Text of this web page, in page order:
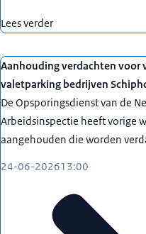
Lees verder
Aanhouding verdachten voor
valetparking bedrijven
De Opsporingsdienst van de
Arbeidsinspectie heeft vorige
aangehouden die worden
24-06-202613:00